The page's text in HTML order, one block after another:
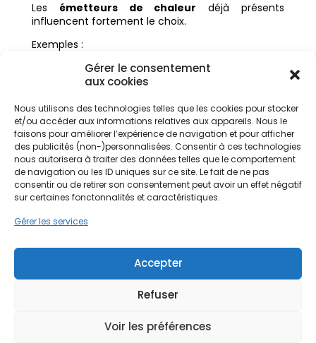
Gérer le consentement
aux cookies
Nous utilisons des technologies telles que les cookies pour stocker
et/ou accéder aux informations relatives aux appareils. Nous le
faisons pour améliorer l’expérience de navigation et pour afficher
des publicités (non-)personnalisées. Consentir à ces technologies
nous autorisera à traiter des données telles que le comportement
de navigation ou les ID uniques sur ce site. Le fait de ne pas
consentir ou de retirer son consentement peut avoir un effet négatif
sur certaines fonctonnalités et caractéristiques.
Gérer les services
Accepter
Refuser
Voir les préférences
Les émetteurs de chaleur déjà présents
influencent fortement le choix.
Exemples :
radiateurs ;
plancher chauffant
ventilo-convecteurs.
Le climat local
Lespompes à chaleur aérothermiques
donnent souvent d’excellents résultats dans de
nombreuses régions mais leurs performances
Les besoins du foyer
dépend :
de la surface ;
des besoins en chauffage ;